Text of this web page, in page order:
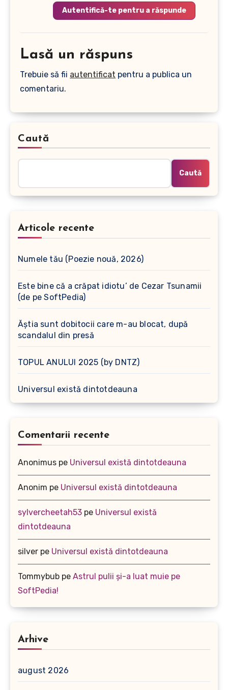
Autentifică-te pentru a răspunde
Lasă un răspuns
Trebuie să fii autentificat pentru a publica un
comentariu.
Caută
Caută
Articole recente
Numele tău (Poezie nouă, 2026)
Este bine că a crăpat idiotu’ de Cezar Tsunamii
(de pe SoftPedia)
Ăștia sunt dobitocii care m-au blocat, după
scandalul din presă
TOPUL ANULUI 2025 (by DNTZ)
Universul există dintotdeauna
Comentarii recente
Anonimus pe Universul există dintotdeauna
Anonim pe Universul există dintotdeauna
sylvercheetah53 pe Universul există
dintotdeauna
silver pe Universul există dintotdeauna
Tommybub pe Astrul pulii și-a luat muie pe
SoftPedia!
Arhive
august 2026